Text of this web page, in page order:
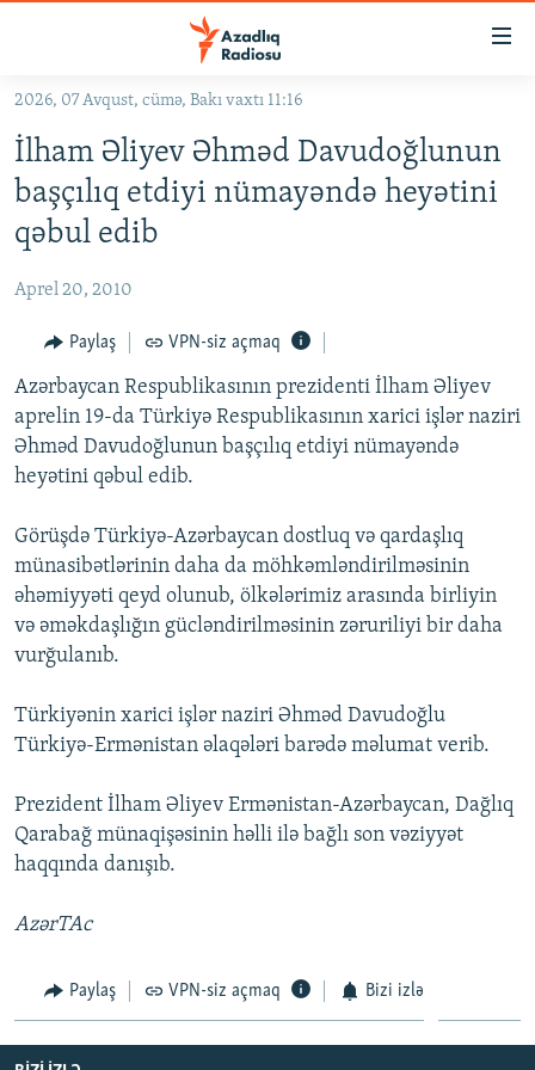
Əsas
qayıt
Əsas
naviqasiyaya
qayıt
keç
KORRUPSIOMETR
#ƏSLINDƏ
FƏRQƏ BAX
QANUNI DOĞRU
ARAŞDIRMA
MULTIMEDIA
VIDEO
İNFOQRAFIKA
KARIKATURA
RADIO ARXIV
AZƏRBAYCAN ƏDƏBIYYATI KITABXANASI
İSLAM VƏ DEMOKRATIYA
İZ - MƏDƏNIYYƏT PROQRAMI
MISSIYAMIZ
PEŞƏ ETIKASI VƏ JURNALISTIKA STANDARTLARIMIZ
MATERIALLARIMIZDAN ISTIFADƏ
BIZIMLƏ ƏLAQƏ
BIZI IZLƏ
2026, 07 Avqust, cümə, Bakı vaxtı 11:16
İlham Əliyev Əhməd Davudoğlunun
başçılıq etdiyi nümayəndə heyətini
qəbul edib
Aprel 20, 2010
Paylaş VPN-siz açmaq
Azərbaycan Respublikasının prezidenti İlham Əliyev
aprelin 19-da Türkiyə Respublikasının xarici işlər naziri
Əhməd Davudoğlunun başçılıq etdiyi nümayəndə
heyətini qəbul edib.
Görüşdə Türkiyə-Azərbaycan dostluq və qardaşlıq
münasibətlərinin daha da möhkəmləndirilməsinin
əhəmiyyəti qeyd olunub, ölkələrimiz arasında birliyin
və əməkdaşlığın gücləndirilməsinin zəruriliyi bir daha
vurğulanıb.
Türkiyənin xarici işlər naziri Əhməd Davudoğlu
Türkiyə-Ermənistan əlaqələri barədə məlumat verib.
Prezident İlham Əliyev Ermənistan-Azərbaycan, Dağlıq
Qarabağ münaqişəsinin həlli ilə bağlı son vəziyyət
haqqında danışıb.
AzərTAc
Paylaş VPN-siz açmaq Bizi izlə